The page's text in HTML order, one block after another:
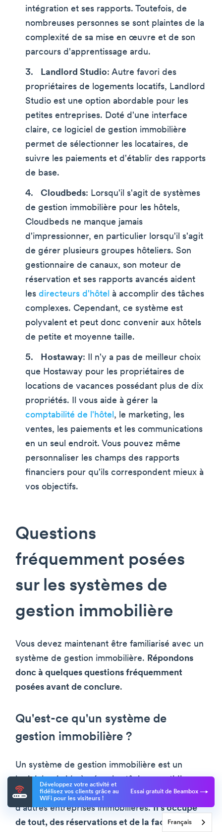
intégration et ses rapports. Toutefois, de
nombreuses personnes se sont plaintes de la
complexité de sa mise en œuvre et de son
parcours d'apprentissage ardu.
Landlord Studio: Autre favori des
propriétaires de logements locatifs, Landlord
Studio est une option abordable pour les
petites entreprises. Doté d'une interface
claire, ce logiciel de gestion immobilière
permet de sélectionner les locataires, de
suivre les paiements et d'établir des rapports
de base.
Cloudbeds: Lorsqu'il s'agit de systèmes
de gestion immobilière pour les hôtels,
Cloudbeds ne manque jamais
d'impressionner, en particulier lorsqu'il s'agit
de gérer plusieurs groupes hôteliers. Son
gestionnaire de canaux, son moteur de
réservation et ses rapports avancés aident
les directeurs d'hôtel à accomplir des tâches
complexes. Cependant, ce système est
polyvalent et peut donc convenir aux hôtels
de petite et moyenne taille.
Hostaway: Il n'y a pas de meilleur choix
que Hostaway pour les propriétaires de
locations de vacances possédant plus de dix
propriétés. Il vous aide à gérer la
comptabilité de l'hôtel, le marketing, les
ventes, les paiements et les communications
en un seul endroit. Vous pouvez même
personnaliser les champs des rapports
financiers pour qu'ils correspondent mieux à
vos objectifs.
Questions
fréquemment posées
sur les systèmes de
gestion immobilière
Vous devez maintenant être familiarisé avec un
système de gestion immobilière. Répondons
donc à quelques questions fréquemment
posées avant de conclure.
Qu'est-ce qu'un système de
gestion immobilière ?
Un système de gestion immobilière est un
logiciel qui aide à gérer les tâches quotidiennes
des hôtels, des locations de vacances et
d'autres entreprises immobilières.Il s'occupe
de tout, des réservations et de la facturation à
Développez votre activité et
fidélisez vos clients grâce au
WiFi pour les visiteurs !
Essai gratuit de Beambox
Français